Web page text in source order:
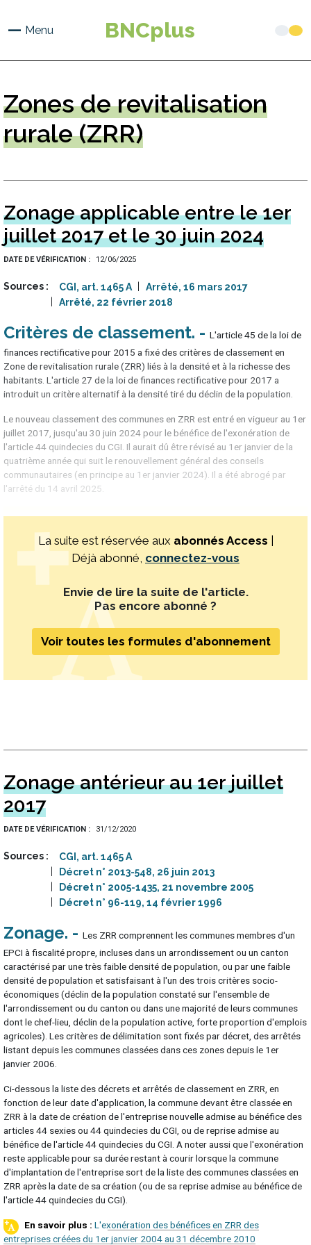
principal
Menu BNCplus
Zonesde revitalisation
rurale (ZRR)
Zonage applicable entre le 1er
juillet 2017 et le 30 juin 2024
DATE DE VÉRIFICATION 12/06/2025
Sources CGI, art. 1465 A
Arrêté, 16 mars 2017
Arrêté, 22 février 2018
Critères de classement
L'article 45 de la loi de
finances rectificative pour 2015 a fixé des critères de classement en
Zone de revitalisation rurale (ZRR) liés à la densité et à la richesse des
habitants. L'article 27 de la loi de finances rectificative pour 2017 a
introduit un critère alternatif à la densité tiré du déclin de la population.
Le nouveau classement des communes en ZRR est entré en vigueur au 1er
juillet 2017, jusqu'au 30 juin 2024 pour le bénéfice de l'exonération de
l'article 44 quindecies du CGI. Il aurait dû être révisé au 1er janvier de la
quatrième année qui suit le renouvellement général des conseils
communautaires (en principe au 1er janvier 2024). Il a été abrogé par
l'arrêté du 14 avril 2025.
La suite est réservée aux abonnés Access |
Déjà abonné, connectez-vous
Envie de lire la suite de l'article.
Pas encore abonné ?
Voir toutes les formules d'abonnement
Zonage antérieur au 1er juillet
2017
DATE DE VÉRIFICATION 31/12/2020
Sources
CGI, art. 1465 A
Décret n° 2013-548, 26 juin 2013
Décret n° 2005-1435, 21 novembre 2005
Décret n° 96-119, 14 février 1996
Zonage
Les ZRR comprennent les communes membres d'un
EPCI à fiscalité propre, incluses dans un arrondissement ou un canton
caractérisé par une très faible densité de population, ou par une faible
densité de population et satisfaisant à l'un des trois critères socio-
économiques (déclin de la population constaté sur l'ensemble de
l'arrondissement ou du canton ou dans une majorité de leurs communes
dont le chef-lieu, déclin de la population active, forte proportion d'emplois
agricoles). Les critères de délimitation sont fixés par décret, des arrêtés
listant depuis les communes classées dans ces zones depuis le 1er
janvier 2006.
Ci-dessous la liste des décrets et arrêtés de classement en ZRR, en
fonction de leur date d'application, la commune devant être classée en
ZRR à la date de création de l'entreprise nouvelle admise au bénéfice des
articles 44 sexies ou 44 quindecies du CGI, ou de reprise admise au
bénéfice de l'article 44 quindecies du CGI. A noter aussi que l'exonération
reste applicable pour sa durée restant à courir lorsque la commune
d'implantation de l'entreprise sort de la liste des communes classées en
ZRR après la date de sa création (ou de sa reprise admise au bénéfice de
l'article 44 quindecies du CGI).
L'exonération des bénéfices en ZRR des
entreprises créées du 1er janvier 2004 au 31 décembre 2010